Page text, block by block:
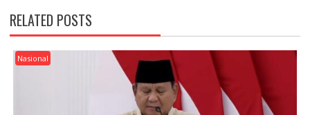
V
I
G
A
T
RELATED POSTS
Nasional